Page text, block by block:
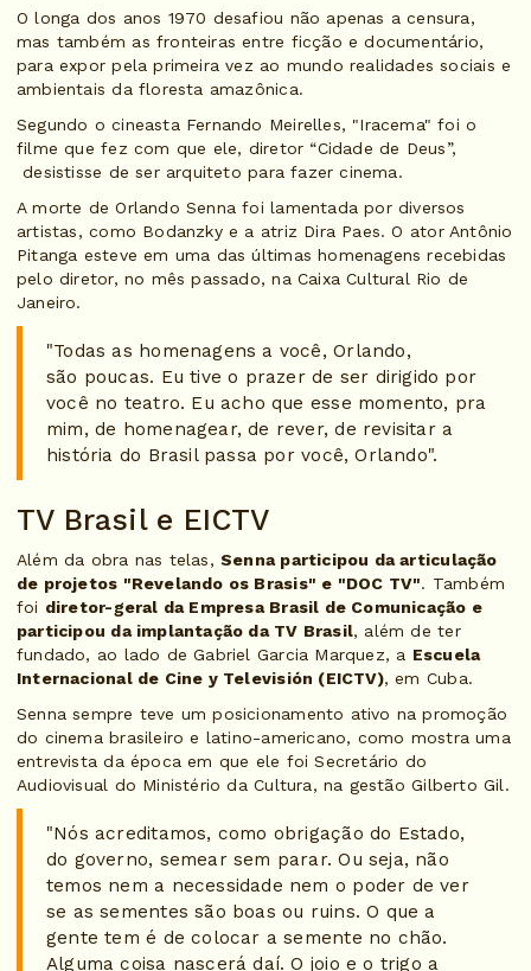
O longa dos anos 1970 desafiou não apenas a censura,
mas também as fronteiras entre ficção e documentário,
para expor pela primeira vez ao mundo realidades sociais e
ambientais da floresta amazônica.
Segundo o cineasta Fernando Meirelles, "Iracema" foi o
filme que fez com que ele, diretor “Cidade de Deus”,
desistisse de ser arquiteto para fazer cinema.
A morte de Orlando Senna foi lamentada por diversos
artistas, como Bodanzky e a atriz Dira Paes. O ator Antônio
Pitanga esteve em uma das últimas homenagens recebidas
pelo diretor, no mês passado, na Caixa Cultural Rio de
Janeiro.
"Todas as homenagens a você, Orlando,
são poucas. Eu tive o prazer de ser dirigido por
você no teatro. Eu acho que esse momento, pra
mim, de homenagear, de rever, de revisitar a
história do Brasil passa por você, Orlando".
TV Brasil e EICTV
Além da obra nas telas,Senna participou da articulação
de projetos "Revelando os Brasis" e "DOC TV". Também
foi diretor-geral da Empresa Brasil de Comunicação e
participou da implantação da TV Brasil, além de ter
fundado, ao lado de Gabriel Garcia Marquez, a Escuela
Internacional de Cine y Televisión (EICTV), em Cuba.
Senna sempre teve um posicionamento ativo na promoção
do cinema brasileiro e latino-americano, como mostra uma
entrevista da época em que ele foi Secretário do
Audiovisual do Ministério da Cultura, na gestão Gilberto Gil.
"Nós acreditamos, como obrigação do Estado,
do governo, semear sem parar. Ou seja, não
temos nem a necessidade nem o poder de ver
se as sementes são boas ou ruins. O que a
gente tem é de colocar a semente no chão.
Alguma coisa nascerá daí. O joio e o trigo a